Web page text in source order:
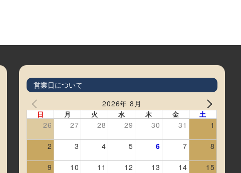
営業日について
2026年 8月
日 月 火 水 木 金 土
26 27 28 29 30 31 1
2 3 4 5 6 7 8
9 10 11 12 13 14 15